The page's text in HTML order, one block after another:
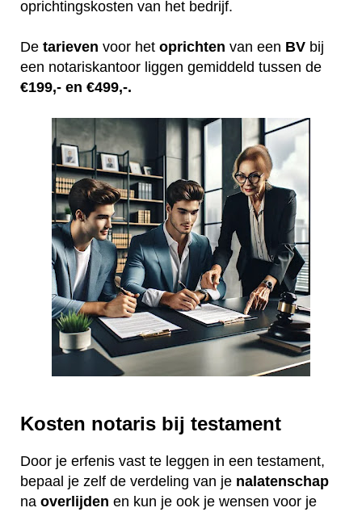
oprichtingskosten van het bedrijf.
De tarieven voor het oprichten van een BV bij
een notariskantoor liggen gemiddeld tussen de
€199,- en €499,-.
Kosten notaris bij testament
Door je erfenis vast te leggen in een testament,
bepaal je zelf de verdeling van je nalatenschap
na overlijden en kun je ook je wensen voor je